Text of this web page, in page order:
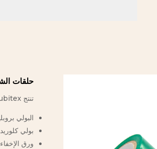
حلقات
تنتج Tubitex
البولي
بولي كلوريد
ورق الإخفاء